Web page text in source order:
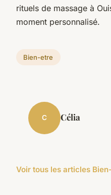
rituels de massage à
moment personnalisé.
Bien-etre
C Célia
Voir tous les articles